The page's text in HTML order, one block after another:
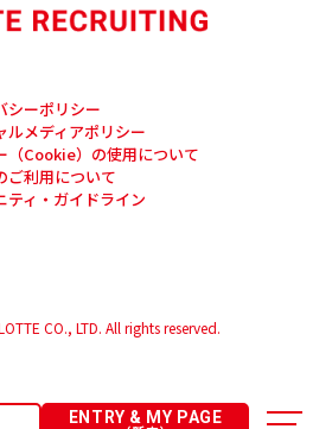
ENTRY & MY PAGE
シーポリシー
ルメディアポリシー
（Cookie）の使用について
ご利用について
ティ・ガイドライン
CO., LTD. All rights reserved.